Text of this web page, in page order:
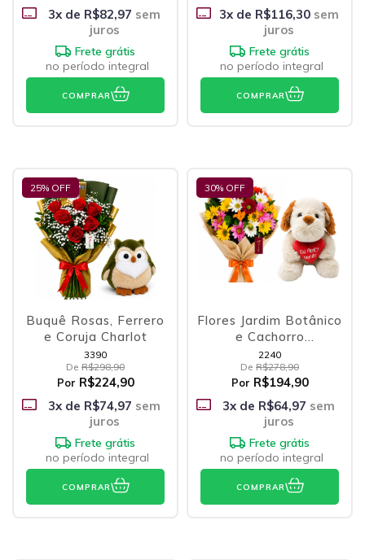
3x de R$82,97 sem
juros
Frete grátis
no período integral
COMPRAR
3x de R$116,30sem
juros
Frete grátis
no período integral
COMPRAR
25% OFF
Buquê Rosas, Ferrero
e Coruja Charlot
3390
De R$298,90
Por R$224,90
3x de R$74,97 sem
juros
Frete grátis
no período integral
COMPRAR
30% OFF
Flores Jardim Botânico
e Cachorro
Apaixonado
2240
De R$278,90
Por R$194,90
3x de R$64,97 sem
juros
Frete grátis
no período integral
COMPRAR